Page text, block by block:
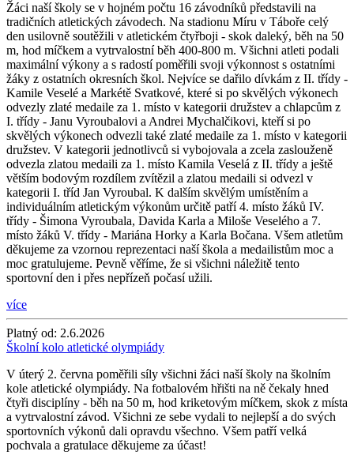
Žáci naší školy se v hojném počtu 16 závodníků představili na
tradičních atletických závodech. Na stadionu Míru v Táboře celý
den usilovně soutěžili v atletickém čtyřboji - skok daleký, běh na 50
m, hod míčkem a vytrvalostní běh 400-800 m. Všichni atleti podali
maximální výkony a s radostí poměřili svoji výkonnost s ostatními
žáky z ostatních okresních škol. Nejvíce se dařilo dívkám z II. třídy -
Kamile Veselé a Markétě Svatkové, které si po skvělých výkonech
odvezly zlaté medaile za 1. místo v kategorii družstev a chlapcům z
I. třídy - Janu Vyroubalovi a Andrei Mychalčikovi, kteří si po
skvělých výkonech odvezli také zlaté medaile za 1. místo v kategorii
družstev. V kategorii jednotlivců si vybojovala a zcela zaslouženě
odvezla zlatou medaili za 1. místo Kamila Veselá z II. třídy a ještě
větším bodovým rozdílem zvítězil a zlatou medaili si odvezl v
kategorii I. tříd Jan Vyroubal. K dalším skvělým umístěním a
individuálním atletickým výkonům určitě patří 4. místo žáků IV.
třídy - Šimona Vyroubala, Davida Karla a Miloše Veselého a 7.
místo žáků V. třídy - Mariána Horky a Karla Bočana. Všem atletům
děkujeme za vzornou reprezentaci naší škola a medailistům moc a
moc gratulujeme. Pevně věříme, že si všichni náležitě tento
sportovní den i přes nepřízeň počasí užili.
více
Platný od: 2.6.2026
Školní kolo atletické olympiády
V úterý 2. června poměřili síly všichni žáci naší školy na školním
kole atletické olympiády. Na fotbalovém hřišti na ně čekaly hned
čtyři disciplíny - běh na 50 m, hod kriketovým míčkem, skok z místa
a vytrvalostní závod. Všichni ze sebe vydali to nejlepší a do svých
sportovních výkonů dali opravdu všechno. Všem patří velká
pochvala a gratulace děkujeme za účast!